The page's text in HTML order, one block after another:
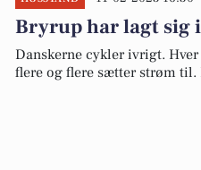
Bryrup har lagt sig
Danskerne cykler ivrigt.
flere og flere sætter strøm til.